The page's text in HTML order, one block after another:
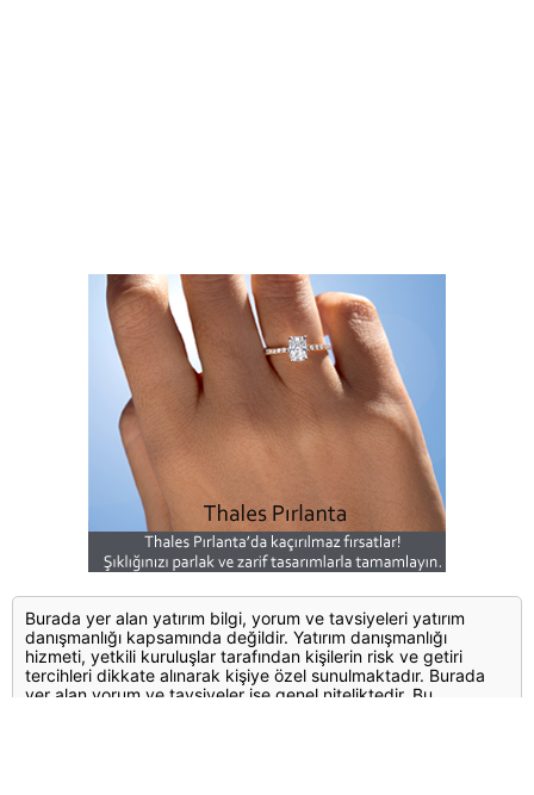
Burada yer alan yatırım bilgi, yorum ve tavsiyeleri yatırım
danışmanlığı kapsamında değildir. Yatırım danışmanlığı
hizmeti, yetkili kuruluşlar tarafından kişilerin risk ve getiri
tercihleri dikkate alınarak kişiye özel sunulmaktadır. Burada
yer alan yorum ve tavsiyeler ise genel niteliktedir. Bu